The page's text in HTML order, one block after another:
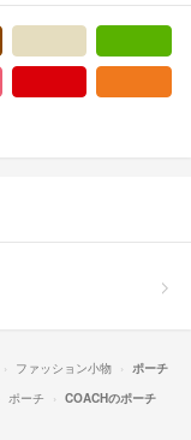
ファッション小物
ポーチ
ポーチ COACHのポーチ